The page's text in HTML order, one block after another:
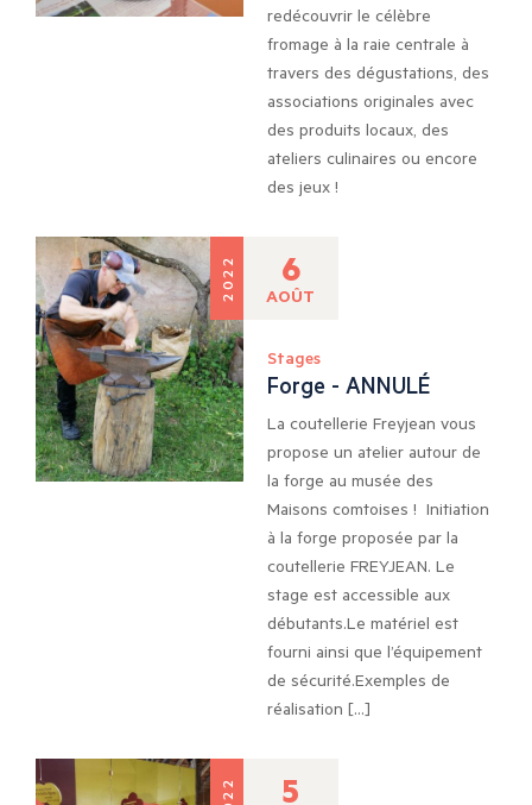
redécouvrir le célèbre
fromage à la raie centrale à
travers des dégustations, des
associations originales avec
des produits locaux, des
ateliers culinaires ou encore
des jeux !
2022 6
AOÛT
Stages
Forge - ANNULÉ
La coutellerie Freyjean vous
propose un atelier autour de
la forge au musée des
Maisons comtoises ! Initiation
à la forge proposée par la
coutellerie FREYJEAN. Le
stage est accessible aux
débutants.Le matériel est
fourni ainsi que l’équipement
de sécurité.Exemples de
réalisation […]
5